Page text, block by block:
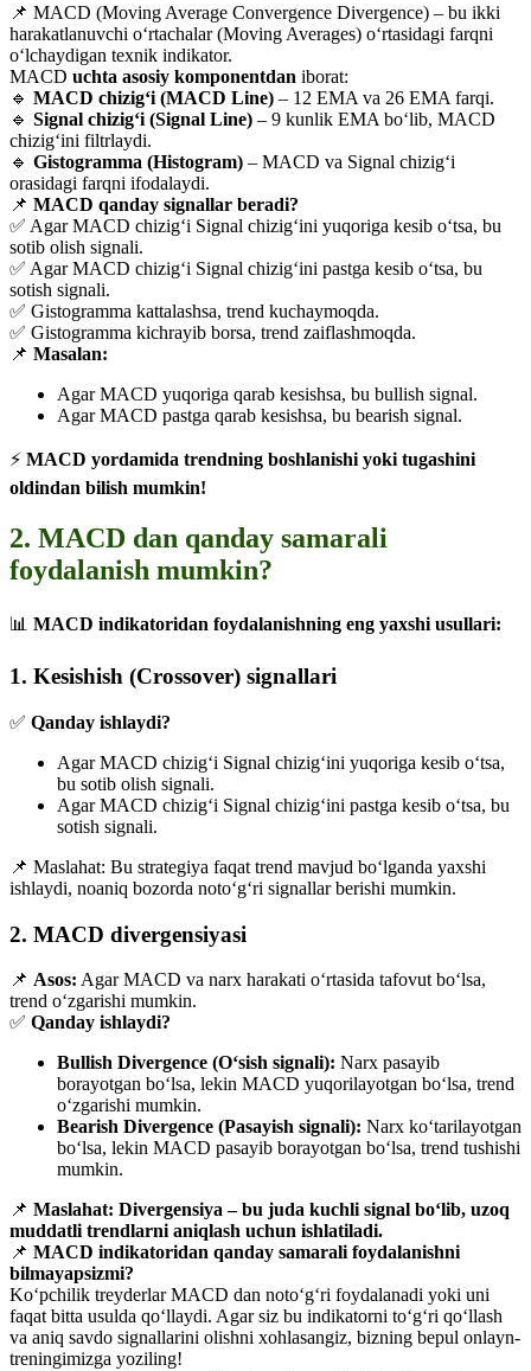
📌 MACD (Moving Average Convergence Divergence) – bu ikki
harakatlanuvchi o‘rtachalar (Moving Averages) o‘rtasidagi farqni
o‘lchaydigan texnik indikator.
MACD uchta asosiy komponentdan iborat:
🔹 MACD chizig‘i (MACD Line) – 12 EMA va 26 EMA farqi.
🔹 Signal chizig‘i (Signal Line) – 9 kunlik EMA bo‘lib, MACD
chizig‘ini filtrlaydi.
🔹 Gistogramma (Histogram) – MACD va Signal chizig‘i
orasidagi farqni ifodalaydi.
📌 MACD qanday signallar beradi?
✅ Agar MACD chizig‘i Signal chizig‘ini yuqoriga kesib o‘tsa, bu
sotib olish signali.
✅ Agar MACD chizig‘i Signal chizig‘ini pastga kesib o‘tsa, bu
sotish signali.
✅ Gistogramma kattalashsa, trend kuchaymoqda.
✅ Gistogramma kichrayib borsa, trend zaiflashmoqda.
📌 Masalan:
Agar MACD yuqoriga qarab kesishsa, bu bullish signal.
Agar MACD pastga qarab kesishsa, bu bearish signal.
⚡ MACD yordamida trendning boshlanishi yoki tugashini
oldindan bilish mumkin!
2. MACD dan qanday samarali
foydalanish mumkin?
📊 MACD indikatoridan foydalanishning eng yaxshi usullari:
1. Kesishish (Crossover) signallari
✅ Qanday ishlaydi?
Agar MACD chizig‘i Signal chizig‘ini yuqoriga kesib o‘tsa,
bu sotib olish signali.
Agar MACD chizig‘i Signal chizig‘ini pastga kesib o‘tsa, bu
sotish signali.
📌 Maslahat: Bu strategiya faqat trend mavjud bo‘lganda yaxshi
ishlaydi, noaniq bozorda noto‘g‘ri signallar berishi mumkin.
2. MACD divergensiyasi
📌 Asos: Agar MACD va narx harakati o‘rtasida tafovut bo‘lsa,
trend o‘zgarishi mumkin.
✅ Qanday ishlaydi?
Bullish Divergence (O‘sish signali): Narx pasayib
borayotgan bo‘lsa, lekin MACD yuqorilayotgan bo‘lsa, trend
o‘zgarishi mumkin.
Bearish Divergence (Pasayish signali): Narx ko‘tarilayotgan
bo‘lsa, lekin MACD pasayib borayotgan bo‘lsa, trend tushishi
mumkin.
📌 Maslahat: Divergensiya – bu juda kuchli signal bo‘lib, uzoq
muddatli trendlarni aniqlash uchun ishlatiladi.
📌 MACD indikatoridan qanday samarali foydalanishni
bilmayapsizmi?
Ko‘pchilik treyderlar MACD dan noto‘g‘ri foydalanadi yoki uni
faqat bitta usulda qo‘llaydi. Agar siz bu indikatorni to‘g‘ri qo‘llash
va aniq savdo signallarini olishni xohlasangiz, bizning bepul onlayn-
treningimizga yoziling!